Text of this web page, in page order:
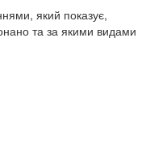
який показує,
та за якими видами